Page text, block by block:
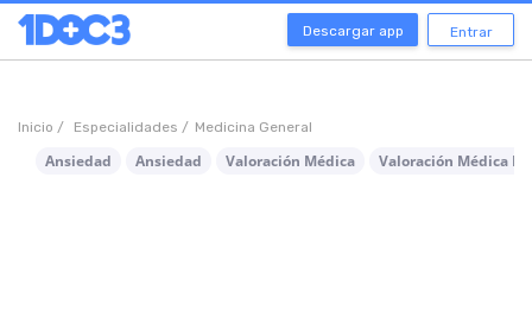
Descargar app Entrar
Inicio / Especialidades / Medicina General
Ansiedad Ansiedad Valoración Médica Valoración Médica